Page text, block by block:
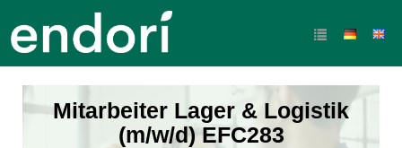
Mitarbeiter Lager & Logistik
(m/w/d) EFC283